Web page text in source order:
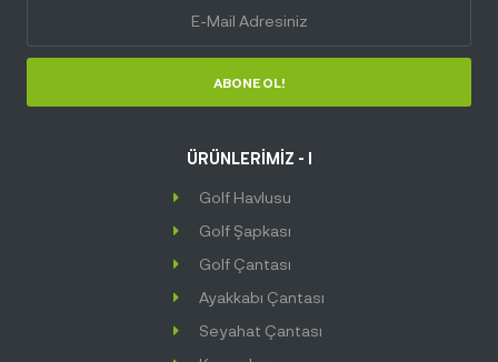
ABONE OL!
ÜRÜNLERİMİZ - I
Golf Havlusu
Golf Şapkası
Golf Çantası
Ayakkabı Çantası
Seyahat Çantası